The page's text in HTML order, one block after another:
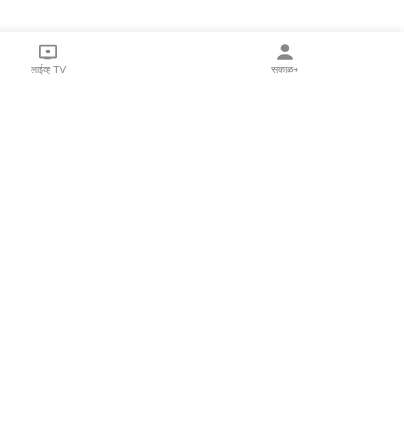
लाईव्ह TV सकाळ+